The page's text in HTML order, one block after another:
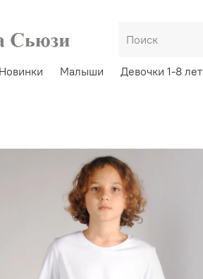
Новинки Малыши Девочки 1-8 лет